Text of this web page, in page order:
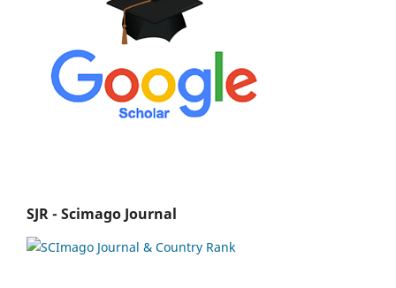
SJR - Scimago Journal